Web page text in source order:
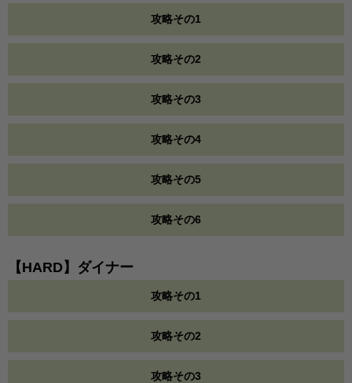
攻略その1
攻略その2
攻略その3
攻略その4
攻略その5
攻略その6
【HARD】ダイナー
攻略その1
攻略その2
攻略その3